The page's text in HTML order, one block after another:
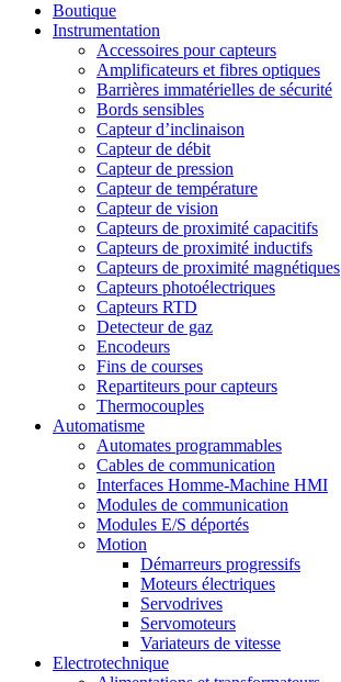
Boutique
Instrumentation
Accessoires pour capteurs
Amplificateurs et fibres optiques
Barrières immatérielles de sécurité
Bords sensibles
Capteur d’inclinaison
Capteur de débit
Capteur de pression
Capteur de température
Capteur de vision
Capteurs de proximité capacitifs
Capteurs de proximité inductifs
Capteurs de proximité magnétiques
Capteurs photoélectriques
Capteurs RTD
Detecteur de gaz
Encodeurs
Fins de courses
Repartiteurs pour capteurs
Thermocouples
Automatisme
Automates programmables
Cables de communication
Interfaces Homme-Machine HMI
Modules de communication
Modules E/S déportés
Motion
Démarreurs progressifs
Moteurs électriques
Servodrives
Servomoteurs
Variateurs de vitesse
Electrotechnique